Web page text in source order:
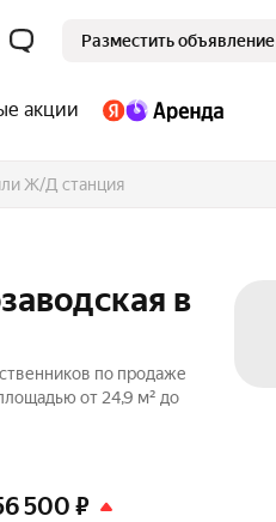
Разместить объявление
акции
в
по продаже
от 24,9 м² до
500 ₽